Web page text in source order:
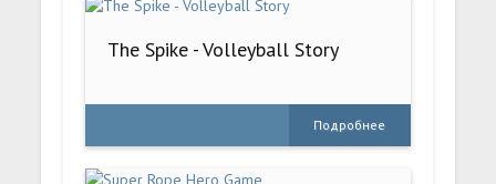
The Spike - Volleyball Story
Подробнее